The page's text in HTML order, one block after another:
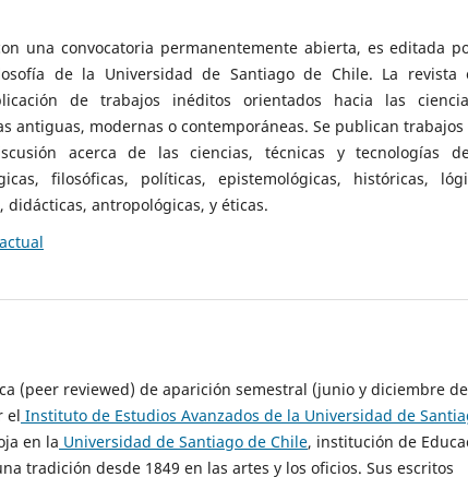
una convocatoria permanentemente abierta, es editada
de la Universidad de Santiago de Chile. La revista
de trabajos inéditos orientados hacia las
antiguas, modernas o contemporáneas. Se publican
acerca de las ciencias, técnicas y tecnologías
filosóficas, políticas, epistemológicas, históricas,
didácticas, antropológicas, y éticas.
(peer reviewed) de aparición semestral (junio y diciembre de
el Instituto de Estudios Avanzados de la Universidad de
en la Universidad de Santiago de Chile, institución de
tradición desde 1849 en las artes y los oficios. Sus escritos